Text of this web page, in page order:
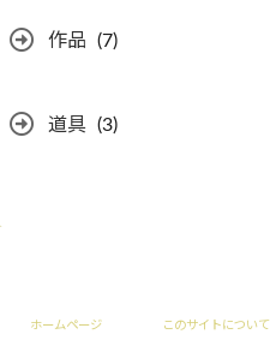
作品 (7)
道具 (3)
ホームページ このサイトについて